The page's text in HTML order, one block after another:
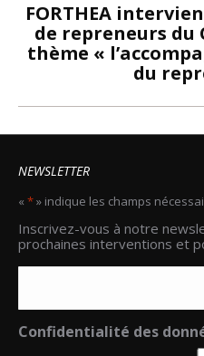
FORTHEA
de repreneurs du
thème «
du
NEWSLETTER
« *» indique les champs
*
Inscrivez-vous à notre
prochaines interventions et
Confidentialité des